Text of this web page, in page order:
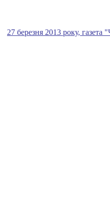
27 березня 2013 року, газета